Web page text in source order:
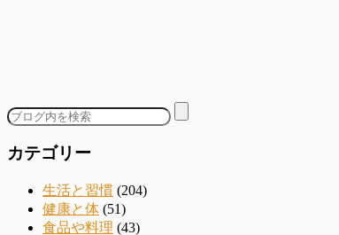
カテゴリー
生活と習慣 (204)
健康と体 (51)
食品や料理 (43)